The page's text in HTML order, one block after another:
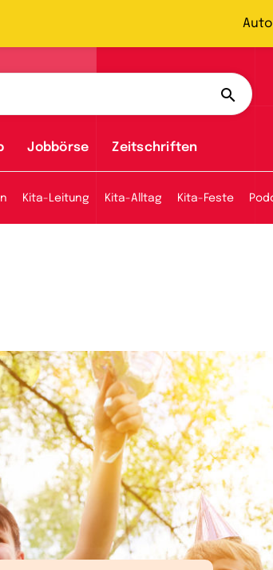
Jobbörse Zeitschriften
Kita-Leitung Kita-Alltag Kita-Feste